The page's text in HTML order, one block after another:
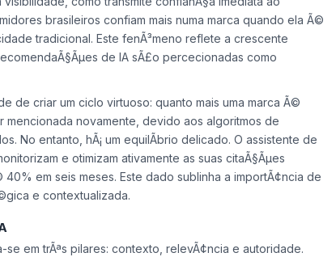
brasileiros confiam mais numa marca quando ela Ã©
tradicional. Este fenÃ³meno reflete a crescente
de IA sÃ£o percecionadas como
de criar um ciclo virtuoso: quanto mais uma marca Ã©
novamente, devido aos algoritmos de
No entanto, hÃ¡ um equilÃ­brio delicado. O assistente de
e otimizam ativamente as suas citaÃ§Ãµes
em seis meses. Este dado sublinha a importÃ¢ncia de
e contextualizada.
em trÃªs pilares: contexto, relevÃ¢ncia e autoridade.